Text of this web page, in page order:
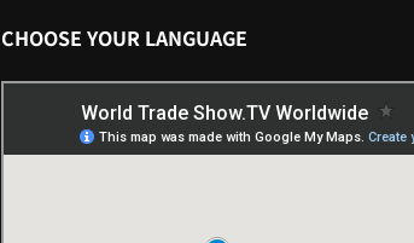
CHOOSE YOUR LANGUAGE